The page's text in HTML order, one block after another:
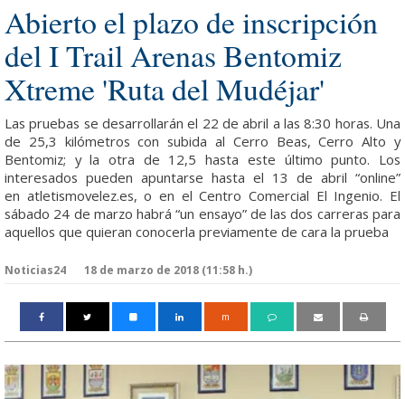
Abierto el plazo de inscripción
del I Trail Arenas Bentomiz
Xtreme 'Ruta del Mudéjar'
Las pruebas se desarrollarán el 22 de abril a las 8:30 horas. Una
de 25,3 kilómetros con subida al Cerro Beas, Cerro Alto y
Bentomiz; y la otra de 12,5 hasta este último punto. Los
interesados pueden apuntarse hasta el 13 de abril “online”
en atletismovelez.es, o en el Centro Comercial El Ingenio. El
sábado 24 de marzo habrá “un ensayo” de las dos carreras para
aquellos que quieran conocerla previamente de cara la prueba
Noticias24 18 de marzo de 2018 (11:58 h.)
m